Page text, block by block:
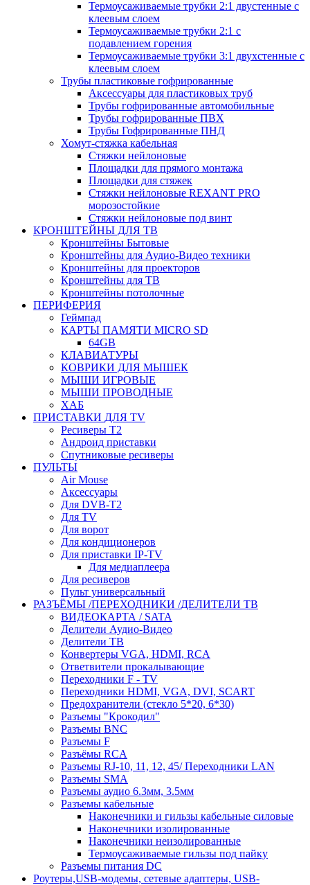
Термоусаживаемые трубки 2:1 двустенные с
клеевым слоем
Термоусаживаемые трубки 2:1 с
подавлением горения
Термоусаживаемые трубки 3:1 двухстенные с
клеевым слоем
Трубы пластиковые гофрированные
Аксессуары для пластиковых труб
Трубы гофрированные автомобильные
Трубы гофрированные ПВХ
Трубы Гофрированные ПНД
Хомут-стяжка кабельная
Cтяжки нейлоновые
Площадки для прямого монтажа
Площадки для стяжек
Стяжки нейлоновые REXANT PRO
морозостойкие
Стяжки нейлоновые под винт
КРОНШТЕЙНЫ ДЛЯ ТВ
Кронштейны Бытовые
Кронштейны для Аудио-Видео техники
Кронштейны для проекторов
Кронштейны для ТВ
Кронштейны потолочные
ПЕРИФЕРИЯ
Геймпад
КАРТЫ ПАМЯТИ MICRO SD
64GB
КЛАВИАТУРЫ
КОВРИКИ ДЛЯ МЫШЕК
МЫШИ ИГРОВЫЕ
МЫШИ ПРОВОДНЫЕ
ХАБ
ПРИСТАВКИ ДЛЯ TV
Ресиверы Т2
Андроид приставки
Спутниковые ресиверы
ПУЛЬТЫ
Air Mouse
Аксессуары
Для DVB-T2
Для TV
Для ворот
Для кондиционеров
Для приставки IP-TV
Для медиаплеера
Для ресиверов
Пульт универсальный
РАЗЪЁМЫ /ПЕРЕХОДНИКИ /ДЕЛИТЕЛИ ТВ
ВИДЕОКАРТА / SATA
Делители Аудио-Видео
Делители ТВ
Конвертеры VGA, HDMI, RCA
Ответвители прокалывающие
Переходники F - TV
Переходники HDMI, VGA, DVI, SCART
Предохранители (стекло 5*20, 6*30)
Разъемы "Крокодил"
Разъемы BNC
Разъемы F
Разъёмы RCA
Разъемы RJ-10, 11, 12, 45/ Переходники LAN
Разъемы SMA
Разъемы аудио 6.3мм, 3.5мм
Разъемы кабельные
Наконечники и гильзы кабельные силовые
Наконечники изолированные
Наконечники неизолированные
Термоусаживаемые гильзы под пайку
Разъемы питания DC
Роутеры,USB-модемы, сетевые адаптеры, USB-